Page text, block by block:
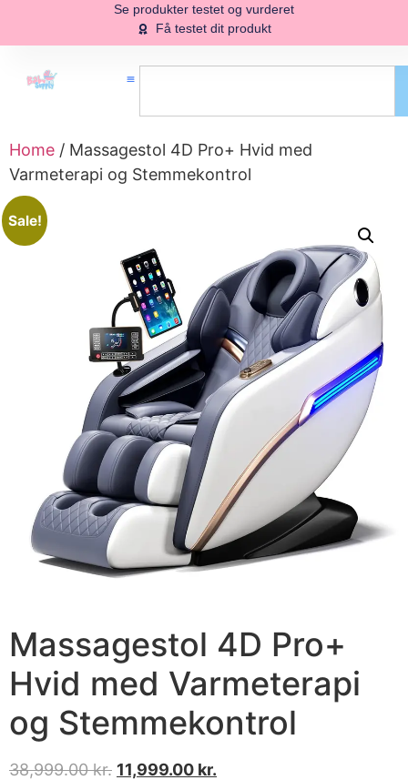
Se produkter testet og vurderet
Få testet dit produkt
Home / Massagestol 4D Pro+ Hvid med
Varmeterapi og Stemmekontrol
Sale!
Massagestol 4D Pro+
Hvid med Varmeterapi
og Stemmekontrol
38,999.00kr. 11,999.00 kr.